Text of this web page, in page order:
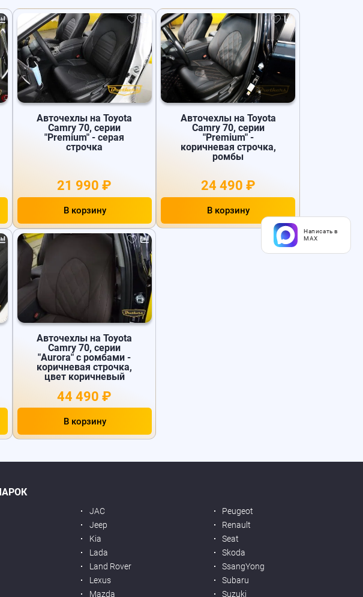
Авточехлы на Toyota
Camry 70, серии
"Premium" - серая
строчка
21 990 ₽
В корзину
Авточехлы на Toyota
Camry 70, серии
"Premium" -
коричневая строчка,
ромбы
24 490 ₽
В корзину
Авточехлы на Toyota
Camry 70, серии
"Aurora" с ромбами -
коричневая строчка,
цвет коричневый
44 490 ₽
В корзину
JAC
Jeep
Kia
Lada
Land Rover
Lexus
Mazda
Peugeot
Renault
Seat
Skoda
SsangYong
Subaru
Suzuki
Написать в
MAX